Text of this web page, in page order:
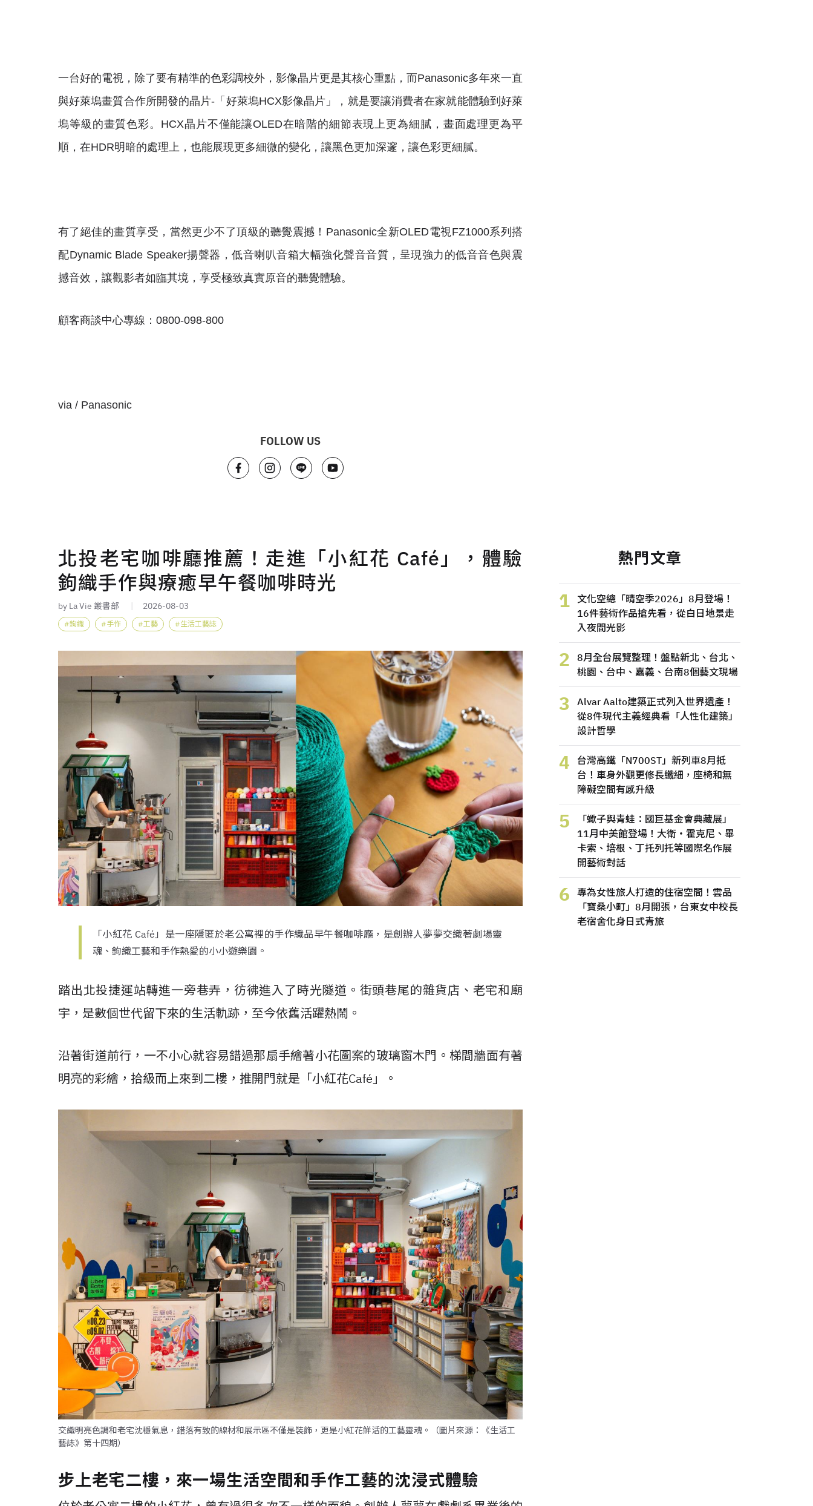
一台好的電視，除了要有精準的色彩調校外，影像晶片更是其核心重點，而Panasonic多年來一直
與好萊塢畫質合作所開發的晶片-「好萊塢HCX影像晶片」，就是要讓消費者在家就能體驗到好萊
塢等級的畫質色彩。HCX晶片不僅能讓OLED在暗階的細節表現上更為細膩，畫面處理更為平
順，在HDR明暗的處理上，也能展現更多細微的變化，讓黑色更加深邃，讓色彩更細膩。
有了絕佳的畫質享受，當然更少不了頂級的聽覺震撼！Panasonic全新OLED電視FZ1000系列搭
配Dynamic Blade Speaker揚聲器，低音喇叭音箱大幅強化聲音音質，呈現強力的低音音色與震
撼音效，讓觀影者如臨其境，享受極致真實原音的聽覺體驗。
顧客商談中心專線：0800-098-800
via / Panasonic
FOLLOW US
北投老宅咖啡廳推薦！走進「小紅花 Café」，體驗
鉤織手作與療癒早午餐咖啡時光
by La Vie 叢書部 2026-08-03
鉤織 手作 工藝 生活工藝誌
「小紅花 Café」是一座隱匿於老公寓裡的手作織品早午餐咖啡廳，是創辦人夢夢交織著劇場靈
魂、鉤織工藝和手作熱愛的小小遊樂園。
踏出北投捷運站轉進一旁巷弄，彷彿進入了時光隧道。街頭巷尾的雜貨店、老宅和廟
宇，是數個世代留下來的生活軌跡，至今依舊活躍熱鬧。
沿著街道前行，一不小心就容易錯過那扇手繪著小花圖案的玻璃窗木門。梯間牆面有著
明亮的彩繪，拾級而上來到二樓，推開門就是「小紅花Café」。
交織明亮色調和老宅沈穩氣息，錯落有致的線材和展示區不僅是裝飾，更是小紅花鮮活的工藝靈魂。（圖片來源：《生活工
藝誌》第十四期）
步上老宅二樓，來一場生活空間和手作工藝的沈浸式體驗
熱門文章
1
文化空總「晴空季2026」8月登場！
16件藝術作品搶先看，從白日地景走
入夜間光影
2
8月全台展覽整理！盤點新北、台北、
桃園、台中、嘉義、台南8個藝文現場
3
Alvar Aalto建築正式列入世界遺產！
從8件現代主義經典看「人性化建築」
設計哲學
4
台灣高鐵「N700ST」新列車8月抵
台！車身外觀更修長纖細，座椅和無
障礙空間有感升級
5
「蠍子與青蛙：國巨基金會典藏展」
11月中美館登場！大衛・霍克尼、畢
卡索、培根、丁托列托等國際名作展
開藝術對話
6
專為女性旅人打造的住宿空間！雲品
「寶桑小町」8月開張，台東女中校長
老宿舍化身日式青旅